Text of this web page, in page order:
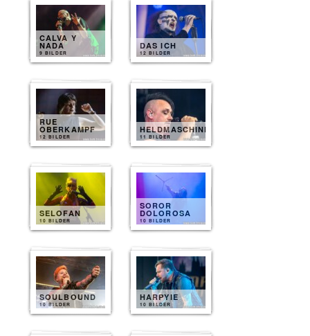
CALVA Y
NADA
9 BILDER
DAS ICH
12 BILDER
RUE
OBERKAMPF
12 BILDER
HELDMASCHINE
11 BILDER
SELOFAN
10 BILDER
SOROR
DOLOROSA
10 BILDER
SOULBOUND
10 BILDER
HARPYIE
10 BILDER